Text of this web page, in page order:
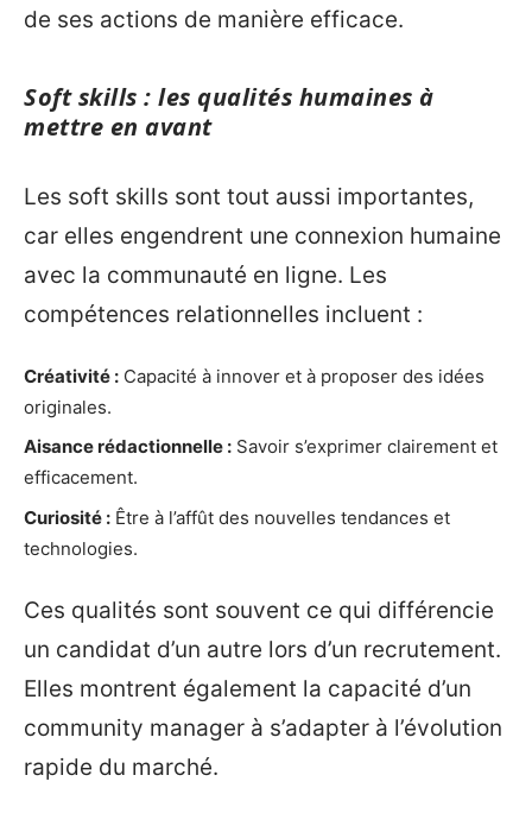
de ses actions de manière efficace.
Soft skills : les qualités humaines à
mettre en avant
Les soft skills sont tout aussi importantes,
car elles engendrent une connexion humaine
avec la communauté en ligne. Les
compétences relationnelles incluent :
Créativité : Capacité à innover et à proposer des idées
originales.
Aisance rédactionnelle : Savoir s’exprimer clairement et
efficacement.
Curiosité : Être à l’affût des nouvelles tendances et
technologies.
Ces qualités sont souvent ce qui différencie
un candidat d’un autre lors d’un recrutement.
Elles montrent également la capacité d’un
community manager à s’adapter à l’évolution
rapide du marché.